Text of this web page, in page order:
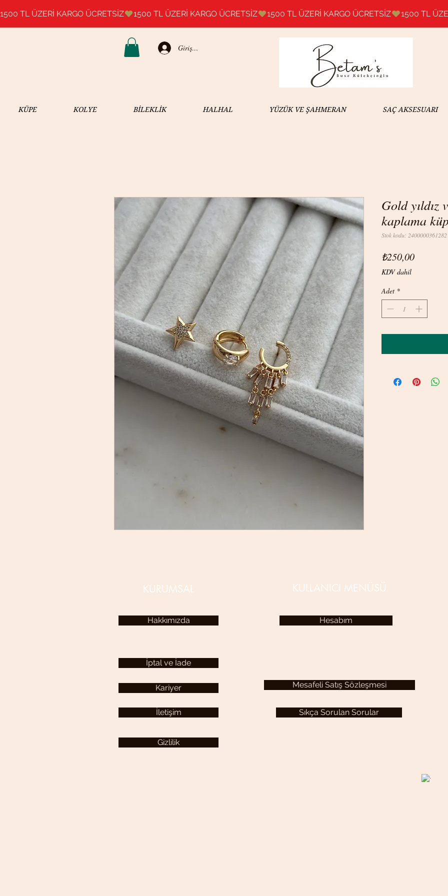
1500 TL ÜZERİ KARGO ÜCRETSİZ
Giriş Yap
KÜPE KOLYE BİLEKLİK HALHAL YÜZÜK VE ŞAHMERAN SAÇ AKSESUARI
Gold yıldız
kaplama
Stok kodu: 2400000361282
₺250,00Fiyat
KDV dahil
Adet *
Hakkımızda
KURUMSAL
İptal ve İade
KULLANICI MENÜSÜ
Hesabım
Sıkça Sorulan Sorular
İletişim
Mesafeli Satış Sözleşmesi
Gizlilik
Kariyer